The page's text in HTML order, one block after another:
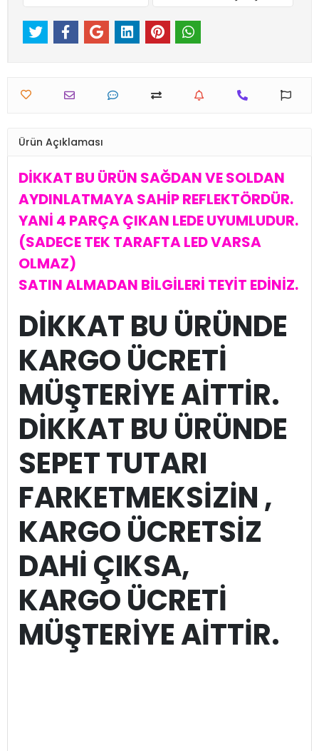
Ürün Açıklaması
DİKKAT BU ÜRÜN SAĞDAN VE SOLDAN
AYDINLATMAYA SAHİP REFLEKTÖRDÜR.
YANİ 4 PARÇA ÇIKAN LEDE UYUMLUDUR.
(SADECE TEK TARAFTA LED VARSA
OLMAZ)
SATIN ALMADAN BİLGİLERİ TEYİT EDİNİZ.
DİKKAT BU ÜRÜNDE
KARGO ÜCRETİ
MÜŞTERİYE AİTTİR.
DİKKAT BU ÜRÜNDE
SEPET TUTARI
FARKETMEKSİZİN ,
KARGO ÜCRETSİZ
DAHİ ÇIKSA,
KARGO ÜCRETİ
MÜŞTERİYE AİTTİR.